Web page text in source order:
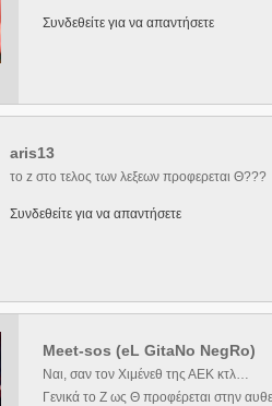
Συνδεθείτε για να απαντήσετε
aris13
το z στο τελος των λεξεων προφερεται Θ???
Συνδεθείτε για να απαντήσετε
Meet-sos (eL GitaNo NegRo)
Ναι, σαν τον Χιμένεθ της ΑΕΚ κτλ…
Γενικά το Ζ ως Θ προφέρεται στην